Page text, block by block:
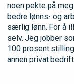
noen pekte på
bedre lønns- og
særlig lønn. For å
selv. Jeg jobber
100 prosent
annen privat bedrift.